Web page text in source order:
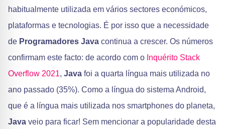
habitualmente utilizada em vários sectores económicos,
plataformas e tecnologias. É por isso que a necessidade
de Programadores Java continua a crescer. Os números
confirmam este facto: de acordo com o Inquérito Stack
Overflow 2021, Java foi a quarta língua mais utilizada no
ano passado (35%). Como a língua do sistema Android,
que é a língua mais utilizada nos smartphones do planeta,
Java veio para ficar! Sem mencionar a popularidade desta